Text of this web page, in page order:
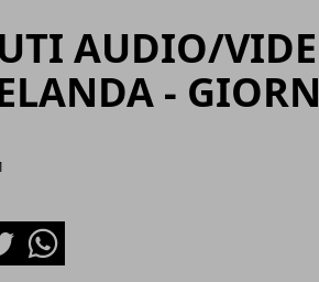
AUDIO/
-
Whatsapp